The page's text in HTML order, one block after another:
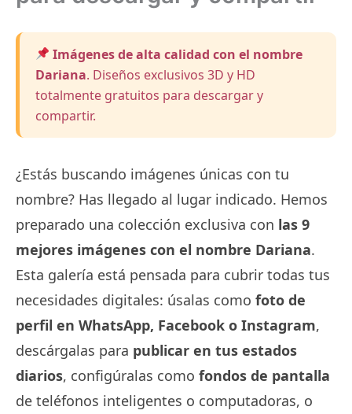
Imágenes de alta calidad con el nombre
Dariana. Diseños exclusivos 3D y HD
totalmente gratuitos para descargar y
compartir.
¿Estás buscando imágenes únicas con tu
nombre? Has llegado al lugar indicado. Hemos
preparado una colección exclusiva con las 9
mejores imágenes con el nombre Dariana.
Esta galería está pensada para cubrir todas tus
necesidades digitales: úsalas como foto de
perfil en WhatsApp, Facebook o Instagram,
descárgalas para publicar en tus estados
diarios, configúralas como fondos de pantalla
de teléfonos inteligentes o computadoras, o